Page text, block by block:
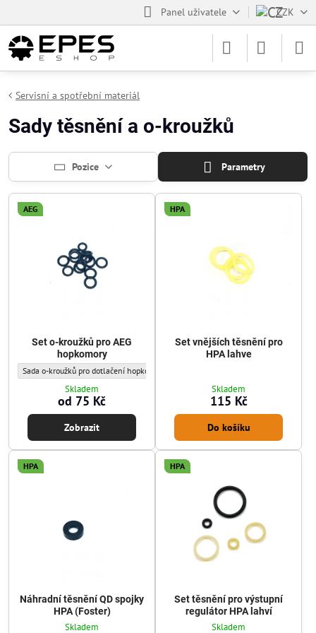
Panel uživatele CZK
Servisní a spotřební materiál
Sady těsnění a o-kroužků
Pozice Parametry
AEG
Set o-kroužků pro AEG
hopkomory
Set o-kroužků pro AEG hopkomory - Sada těsnění/o-kroužků:
Sada o-kroužků pro dotlačení hopkomory
Skladem
od 75 Kč
Zobrazit
HPA
Set vnějších těsnění pro
HPA lahve
Skladem
115 Kč
Do košíku
HPA
Náhradní těsnění QD spojky
HPA (Foster)
Skladem
HPA
Set těsnění pro výstupní
regulátor HPA lahví
Skladem